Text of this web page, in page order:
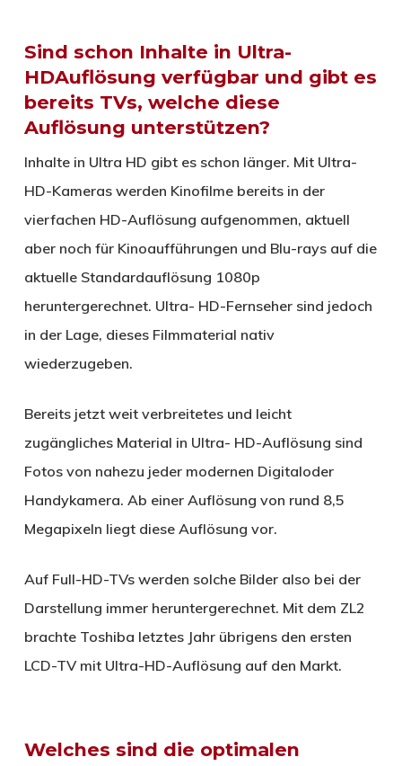
Sind schon Inhalte in Ultra-
HDAuflösung verfügbar und gibt es
bereits TVs, welche diese
Auflösung unterstützen?
Inhalte in Ultra HD gibt es schon länger. Mit Ultra-
HD-Kameras werden Kinofilme bereits in der
vierfachen HD-Auflösung aufgenommen, aktuell
aber noch für Kinoaufführungen und Blu-rays auf die
aktuelle Standardauflösung 1080p
heruntergerechnet. Ultra- HD-Fernseher sind jedoch
in der Lage, dieses Filmmaterial nativ
wiederzugeben.
Bereits jetzt weit verbreitetes und leicht
zugängliches Material in Ultra- HD-Auflösung sind
Fotos von nahezu jeder modernen Digitaloder
Handykamera. Ab einer Auflösung von rund 8,5
Megapixeln liegt diese Auflösung vor.
Auf Full-HD-TVs werden solche Bilder also bei der
Darstellung immer heruntergerechnet. Mit dem ZL2
brachte Toshiba letztes Jahr übrigens den ersten
LCD-TV mit Ultra-HD-Auflösung auf den Markt.
Welches sind die optimalen